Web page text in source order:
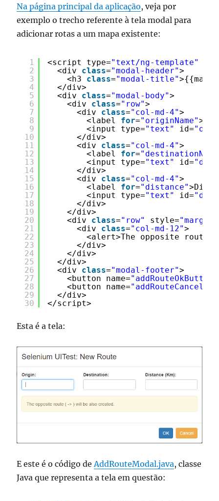
Na página principal da aplicação, veja por
exemplo o trecho referente à tela modal para
adicionar rotas a um mapa existente:
1
2
3
4
5
6
7
8
9
10
11
12
13
14
15
16
17
18
19
20
21
22
23
24
25
26
27
28
29
30
<script type="text/ng-template"
<div class="modal-header">
<h3 class="modal-title"
</div>
<div class="modal-body">
<div class="row">
<div class="col-md-4">
<label for="originName"
<input type="text" id=
</div>
<div class="col-md-4">
<label for=
<input type="text" id=
</div>
<div class="col-md-4">
<label for="distance"
<input type="text" id=
</div>
</div>
<div class="row" style=
<div class="col-md-12">
<alert>The opposite
</div>
</div>
</div>
<div class="modal-footer">
<button name="addRouteOkButton"
<button name=
</div>
</script>
Esta é a tela:
E este é o código deAddRouteModal.java, classe
Java que representa a tela em questão: